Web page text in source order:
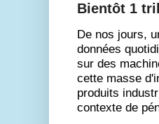
Bientôt 1
De nos jours,
données
sur des
cette masse
produits
contexte de